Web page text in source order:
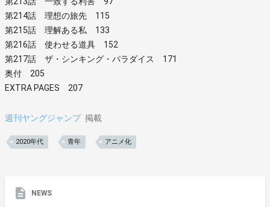
第214話 理想の旅先 115
第215話 理解ある私 133
第216話 使わせる道具 152
第217話 ザ・シンキング・パラダイス 171
奥付 205
EXTRA PAGES 207
週刊ヤングジャンプ 掲載
2020年代 青年 アニメ化
NEWS